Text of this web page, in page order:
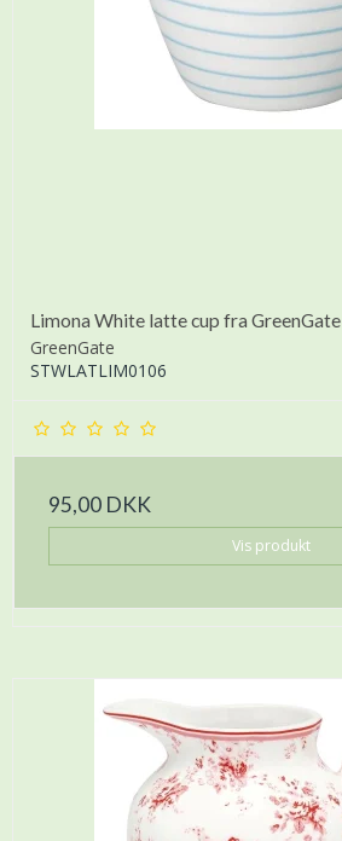
Limona White latte cup fra GreenGate
GreenGate
STWLATLIM0106
95,00 DKK
Vis produkt